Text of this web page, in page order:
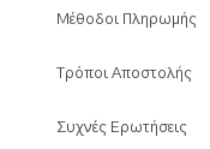
Μέθοδοι Πληρωμής
Τρόποι Αποστολής
Συχνές Ερωτήσεις